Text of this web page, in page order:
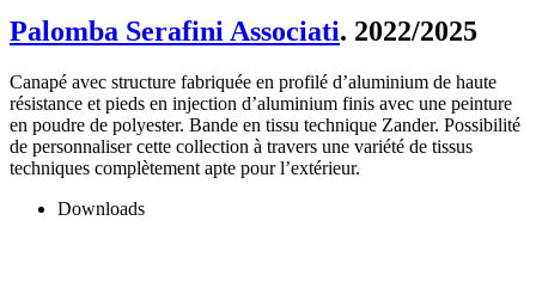
Palomba Serafini Associati. 2022/2025
Canapé avec structure fabriquée en profilé d’aluminium de haute
résistance et pieds en injection d’aluminium finis avec une peinture
en poudre de polyester. Bande en tissu technique Zander. Possibilité
de personnaliser cette collection à travers une variété de tissus
techniques complètement apte pour l’extérieur.
Downloads